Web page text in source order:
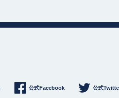
公式Facebook 公式